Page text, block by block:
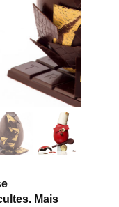
Mais